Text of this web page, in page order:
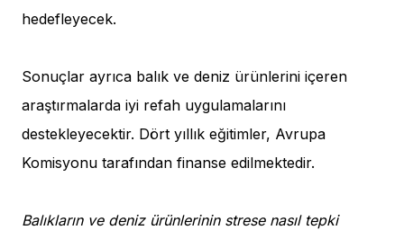
hedefleyecek.
Sonuçlar ayrıca balık ve deniz ürünlerini içeren
araştırmalarda iyi refah uygulamalarını
destekleyecektir. Dört yıllık eğitimler, Avrupa
Komisyonu tarafından finanse edilmektedir.
Balıkların ve deniz ürünlerinin strese nasıl tepki